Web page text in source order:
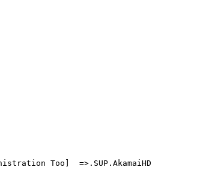
Too]  =>.SUP.AkamaiHD